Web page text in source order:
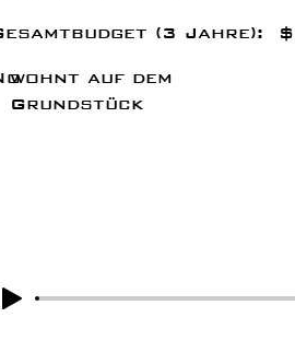
(3 Jahre): $
wohnt auf dem
Grundstück